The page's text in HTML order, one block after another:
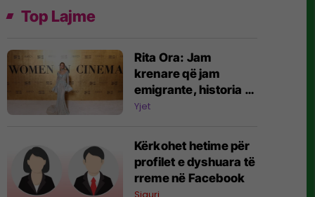
Top Lajme
Rita Ora: Jam
krenare që jam
emigrante, historia e
familjes sime më ka
Yjet
Kërkohet hetime për
profilet e dyshuara të
rreme në Facebook